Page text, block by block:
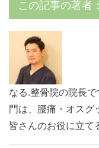
この記事の著者
なる.整骨院の院長で
門は、腰痛・オスグ
皆さんのお役に立て